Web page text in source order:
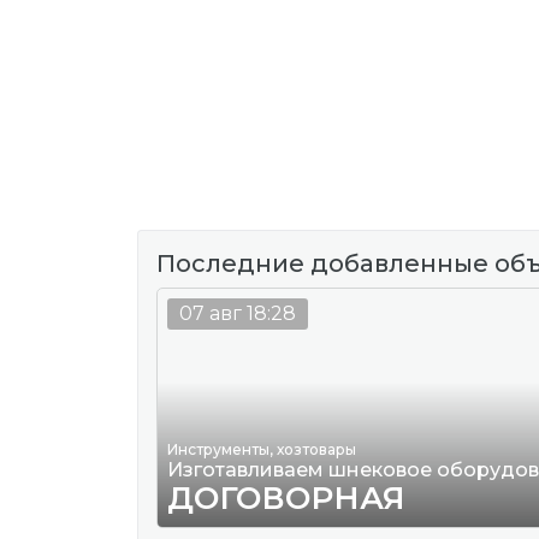
Последние добавленные
Инструменты, хозтовары
Изготавливаем шнековое
ДОГОВОРНАЯ
07 авг 18:28